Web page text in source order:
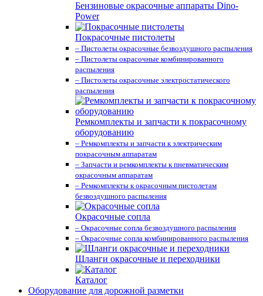
Бензиновые окрасочные аппараты Dino-
Power
Покрасочные пистолеты
– Пистолеты окрасочные безвоздушного распыления
– Пистолеты окрасочные комбинированного
распыления
– Пистолеты окрасочные электростатического
распыления
Ремкомплекты и запчасти к покрасочному
оборудованию
– Ремкомплекты и запчасти к электрическим
покрасочным аппаратам
– Запчасти и ремкомплекты к пневматическим
окрасочным аппаратам
– Ремкомплекты к окрасочным пистолетам
безвоздушного распыления
Окрасочные сопла
– Окрасочные сопла безвоздушного распыления
– Окрасочные сопла комбинированного распыления
Шланги окрасочные и переходники
Каталог
Оборудование для дорожной разметки